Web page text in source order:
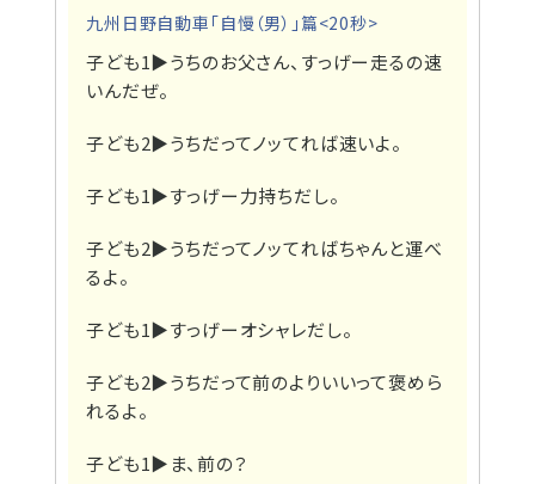
九州日野自動車「自慢（男）」篇<20秒>
子ども1▶うちのお父さん、すっげー走るの速
いんだぜ。
子ども2▶うちだってノッてれば速いよ。
子ども1▶すっげー力持ちだし。
子ども2▶うちだってノッてればちゃんと運べ
るよ。
子ども1▶すっげーオシャレだし。
子ども2▶うちだって前のよりいいって褒めら
れるよ。
子ども1▶ ま、前の？